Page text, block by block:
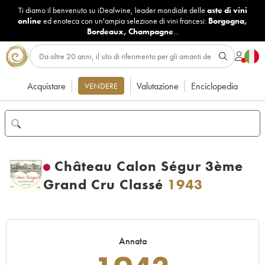
Ti diamo il benvenuto su iDealwine, leader mondiale delle aste di vini
onlineed enoteca con un'ampia selezione di vini francesi: Borgogna,
Bordeaux, Champagne...
Acquistare VENDERE Valutazione Enciclopedia
Château Calon Ségur 3ème
Grand Cru Classé 1943
Annata